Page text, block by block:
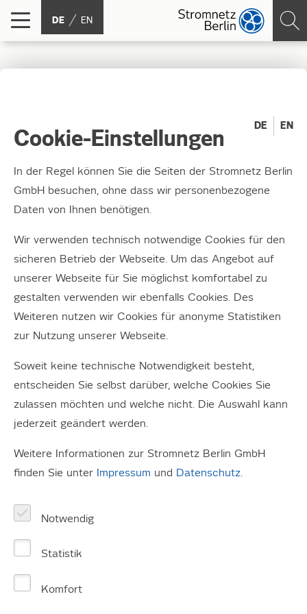
DE EN
WindNODE, die
nordostdeutsche
Modellregion für
intelligente Energie
26.01.2017
Berlin – Über 50 Partner im Verbundprojekt
WindNODE haben heute mit einer großen
Auftaktveranstaltung offiziell ihre vierjährige
Arbeit an der nordostdeutschen Modellregion
für intelligente Energie begonnen.
offiziell ihre vierjährige Arbeit an der nordostdeutschen
Modellregion für intelligente Energie begonnen. Das
Vorhaben hat einen Umfang von knapp 70 Mio. Euro und
gefördert. WindNODE umfasst alle sechs ostdeutschen
Schirmherrschaft der sechs Regierungschefs. Die
erneuerbare Energien – rund die Hälfte des
Cookie-Einstellungen
DE EN
In der Regel können Sie die Seiten der Stromnetz Berlin
GmbH besuchen, ohne dass wir personenbezogene
Daten von Ihnen benötigen.
Wir verwenden technisch notwendige Cookies für den
sicheren Betrieb der Webseite. Um das Angebot auf
unserer Webseite für Sie möglichst komfortabel zu
gestalten verwenden wir ebenfalls Cookies. Des
Weiteren nutzen wir Cookies für anonyme Statistiken
zur Nutzung unserer Webseite.
Soweit keine technische Notwendigkeit besteht,
entscheiden Sie selbst darüber, welche Cookies Sie
zulassen möchten und welche nicht. Die Auswahl kann
jederzeit geändert werden.
Weitere Informationen zur Stromnetz Berlin GmbH
finden Sie unter Impressum und Datenschutz.
Notwendig
Statistik
Komfort